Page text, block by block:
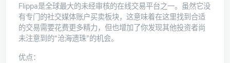
Flippa是全球最大的未经审核的在线交易平台之一。虽然它没
有专门的社交媒体账户买卖板块，这意味着在这里找到合适
的交易需要花费更多精力，但也增加了你发现其他投资者尚
未注意到的“沧海遗珠”的机会。
优点：